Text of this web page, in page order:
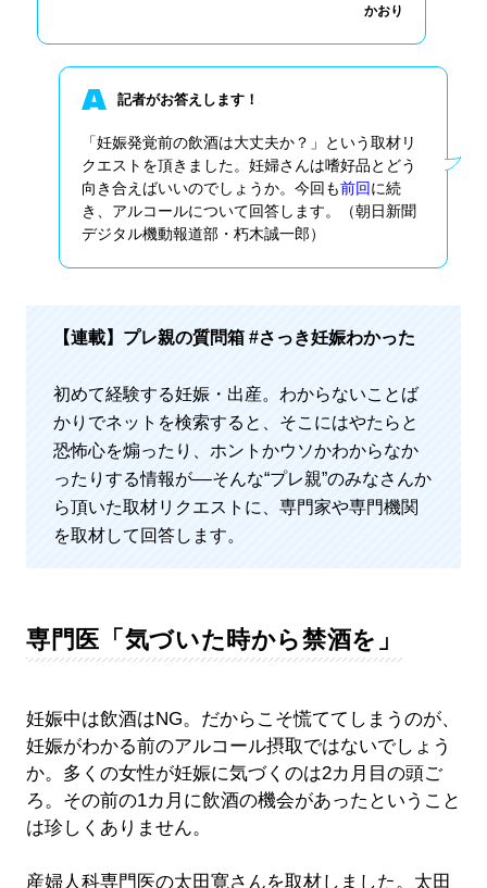
かおり
記者がお答えします！
「妊娠発覚前の飲酒は大丈夫か？」という取材リ
クエストを頂きました。妊婦さんは嗜好品とどう
向き合えばいいのでしょうか。今回も前回に続
き、アルコールについて回答します。（朝日新聞
デジタル機動報道部・朽木誠一郎）
【連載】 プレ親の質問箱 #さっき妊娠わかった
初めて経験する妊娠・出産。わからないことば
かりでネットを検索すると、そこにはやたらと
恐怖心を煽ったり、ホントかウソかわからなか
ったりする情報が––そんな“プレ親”のみなさんか
ら頂いた取材リクエストに、専門家や専門機関
を取材して回答します。
専門医「気づいた時から禁酒を」
妊娠中は飲酒はNG。だからこそ慌ててしまうのが、
妊娠がわかる前のアルコール摂取ではないでしょう
か。多くの女性が妊娠に気づくのは2カ月目の頭ご
ろ。その前の1カ月に飲酒の機会があったということ
は珍しくありません。
産婦人科専門医の太田寛さんを取材しました。太田